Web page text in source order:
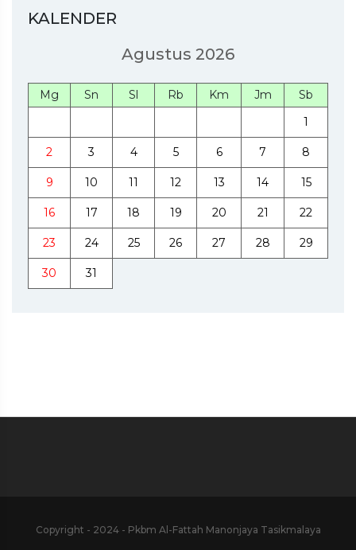
KALENDER
Agustus 2026
Mg Sn Sl Rb Km Jm
Sb
1
2 3 4 5 6 7 8
9 10 11 12 13 14 15
16 17 18 19 20 21 22
23 24 25 26 27 28 29
30 31
Copyright - 2024 - Pkbm Al-Fattah Manonjaya Tasikmalaya